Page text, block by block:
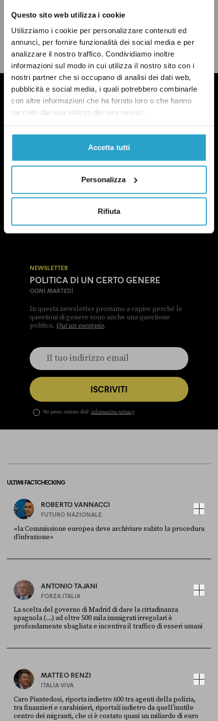
Questo sito web utilizza i cookie
Utilizziamo i cookie per personalizzare contenuti ed
annunci, per fornire funzionalità dei social media e per
analizzare il nostro traffico. Condividiamo inoltre
informazioni sul modo in cui utilizza il nostro sito con i
nostri partner che si occupano di analisi dei dati web,
pubblicità e social media, i quali potrebbero combinarle
con altre informazioni che ha fornito loro o che hanno
raccolto dal suo utilizzo dei loro servizi.
Accetta tutti
Personalizza
Rifiuta
facebook
twitterwhatsapp
emailbluesky
LEGGI LA NOSTRA POLITICA DELLE CORREZIONI
NEWSLETTER
POLITICA DI UN CERTO GENERE
OGNI MARTEDÌ
In questa newsletter proviamo a capire perché le
questioni di genere sono anche una questione
politica. Qui un esempio.
ISCRIVITI
Ho preso visione dell’ informativa privacy
ULTIMI FACT-CHECKING
ROBERTO VANNACCI
FUTURO NAZIONALE
«la Commissione europea deve archiviare subito la procedura
d’infrazione»
ANTONIO TAJANI
FORZA ITALIA
La scelta del governo di Madrid di dare la cittadinanza
spagnola (...) ad oltre 500 mila immigrati irregolari è
profondamente sbagliata e incentiva il traffico di esseri umani
MATTEO RENZI
ITALIA VIVA
Caro Piantedosi, riporta indietro 600 tra agenti della polizia,
tra finanzieri e carabinieri, riportali indietro da quell’inutile
centro dei migranti, che ci è costato quasi un miliardo di euro